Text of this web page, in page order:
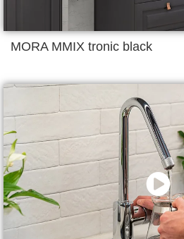
MORA MMIX tronic black